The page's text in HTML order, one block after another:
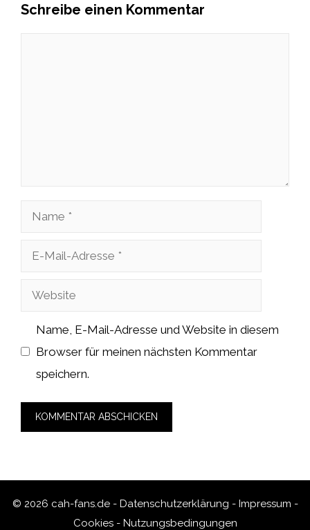
Schreibe einen Kommentar
Name
Adresse
Website
Name, E-Mail-Adresse und Website in diesem
Browser für meinen nächsten Kommentar
speichern.
© 2026 cah-fans.de - Datenschutzerklärung - Impressum -
Cookies- Nutzungsbedingungen